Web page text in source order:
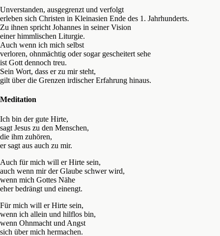
Unverstanden, ausgegrenzt und verfolgt
erleben sich Christen in Kleinasien Ende des 1. Jahrhunderts.
Zu ihnen spricht Johannes in seiner Vision
einer himmlischen Liturgie.
Auch wenn ich mich selbst
verloren, ohnmächtig oder sogar gescheitert sehe
ist Gott dennoch treu.
Sein Wort, dass er zu mir steht,
gilt über die Grenzen irdischer Erfahrung hinaus.
Meditation
Ich bin der gute Hirte,
sagt Jesus zu den Menschen,
die ihm zuhören,
er sagt aus auch zu mir.
Auch für mich will er Hirte sein,
auch wenn mir der Glaube schwer wird,
wenn mich Gottes Nähe
eher bedrängt und einengt.
Für mich will er Hirte sein,
wenn ich allein und hilflos bin,
wenn Ohnmacht und Angst
sich über mich hermachen.